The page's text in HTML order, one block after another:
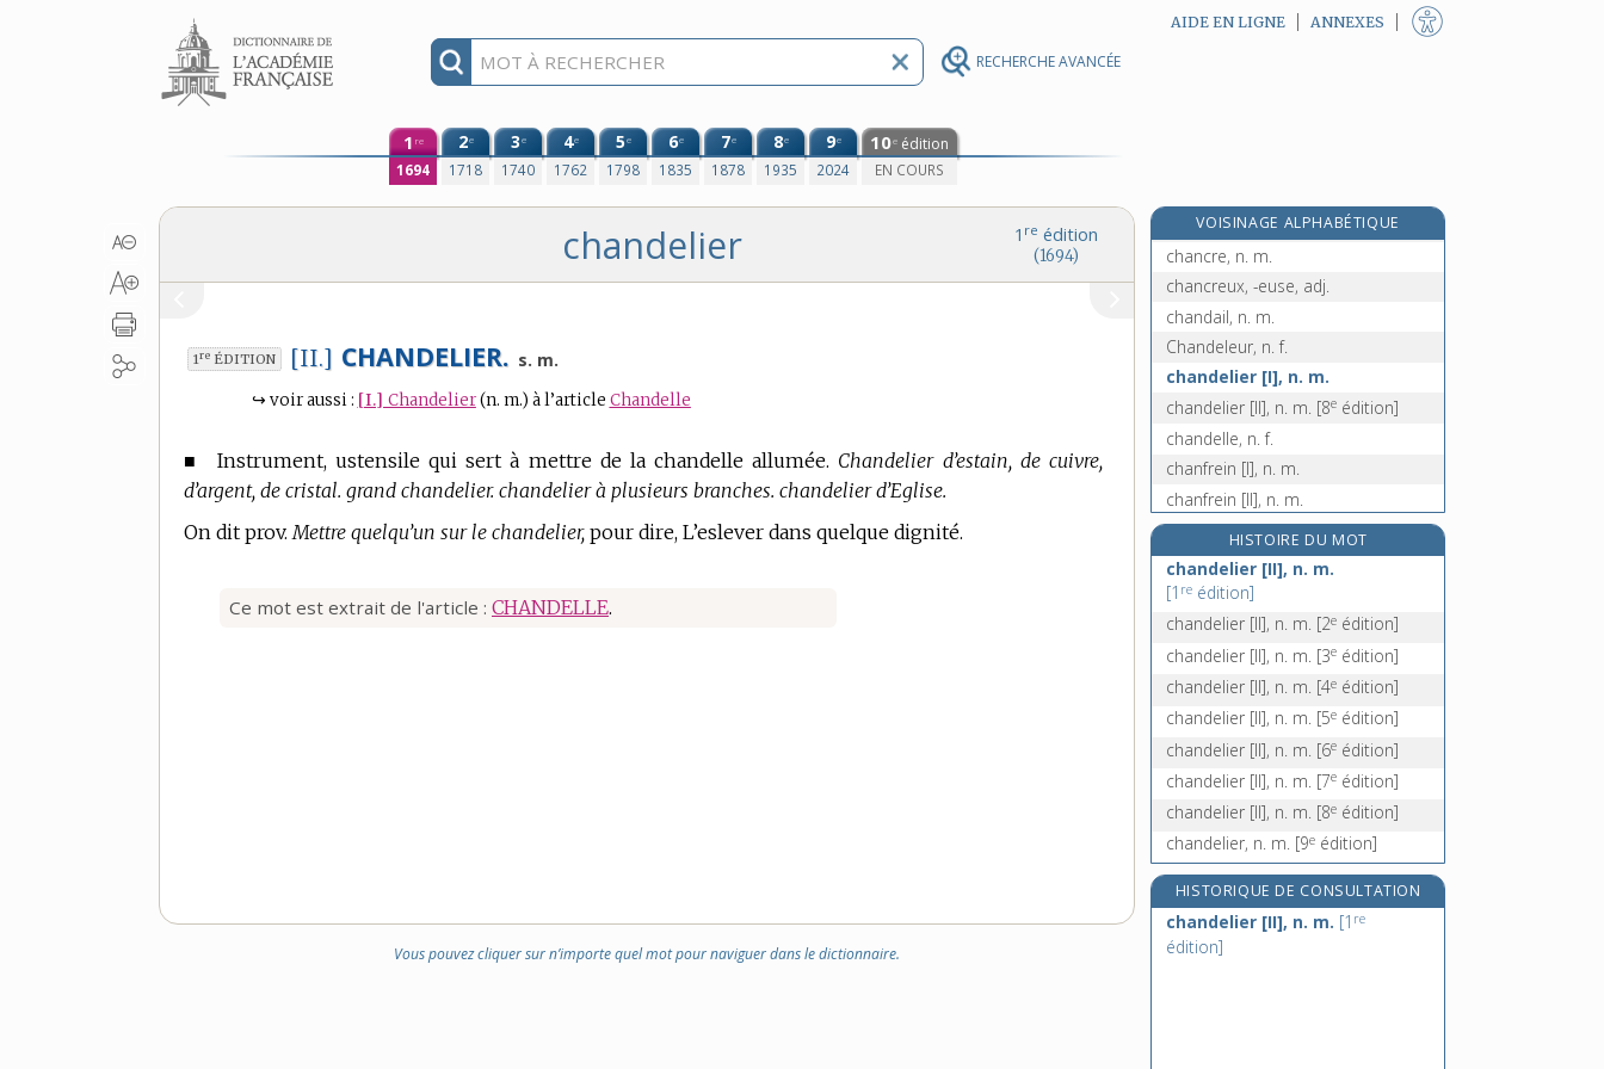
RECHERCHE AVANCÉE
Aller au contenu AIDE EN LIGNE ANNEXES
1 re
1694
2e
1718
3e
1740
4e
1762
5e
1798
6e
1835
7e
1878
8e
1935
9e
2024
10e édition
EN COURS
1 re édition
(1694)
chandelier
1re ÉDITION [II.] CHANDELIER. s. m.
↪ voir aussi : [I.] Chandelier(n. m.) à l’article Chandelle
■ Instrument, ustensile qui sert à mettre de la chandelle allumée. Chandelier d’estain, de cuivre,
d’argent, de cristal. grand chandelier. chandelier à plusieurs branches. chandelier d’Eglise.
On dit prov.Mettre quelqu’un sur le chandelier, pour dire, L’eslever dans quelque dignité.
Ce mot est extrait de l'article : CHANDELLE.
Vous pouvez cliquer sur n’importe quel mot pour naviguer dans le dictionnaire.
VOISINAGE ALPHABÉTIQUE
chancissure, n. f.[8eédition]
chancre, n. m.
chancreux, -euse, adj.
chandail, n. m.
Chandeleur, n. f.
chandelier [I], n. m.
chandelier [II], n. m. [8e édition]
chandelle, n. f.
chanfrein [I], n. m.
chanfrein [II], n. m.
chanfreiner, v. tr.
change, n. m.
changeable, adj.
changeant, -ante, adj.
changement, n. m.
HISTOIRE DU MOT
chandelier [II], n. m.
[1 re édition]
chandelier [II], n. m. [2e édition]
chandelier [II], n. m. [3e édition]
chandelier [II], n. m. [4e édition]
chandelier [II], n. m. [5e édition]
chandelier [II], n. m. [6e édition]
chandelier [II], n. m. [7e édition]
chandelier [II], n. m. [8e édition]
chandelier, n. m. [9e édition]
HISTORIQUE DE CONSULTATION
chandelier [II], n. m. [1 re
édition]